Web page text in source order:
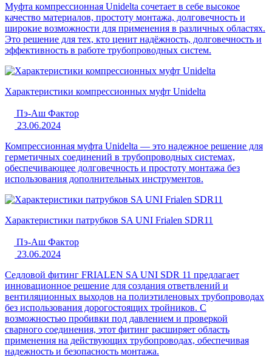
Муфта компрессионная Unidelta сочетает в себе высокое
качество материалов, простоту монтажа, долговечность и
широкие возможности для применения в различных областях.
Это решение для тех, кто ценит надёжность, долговечность и
эффективность в работе трубопроводных систем.
Характеристики компрессионных муфт Unidelta
Пэ-Аш Фактор
23.06.2024
Компрессионная муфта Unidelta — это надежное решение для
герметичных соединений в трубопроводных системах,
обеспечивающее долговечность и простоту монтажа без
использования дополнительных инструментов.
Характеристики патрубков SA UNI Frialen SDR11
Пэ-Аш Фактор
23.06.2024
Седловой фитинг FRIALEN SA UNI SDR 11 предлагает
инновационное решение для создания ответвлений и
вентиляционных выходов на полиэтиленовых трубопроводах
без использования дорогостоящих тройников. С
возможностью пробивки под давлением и проверкой
сварного соединения, этот фитинг расширяет область
применения на действующих трубопроводах, обеспечивая
надежность и безопасность монтажа.